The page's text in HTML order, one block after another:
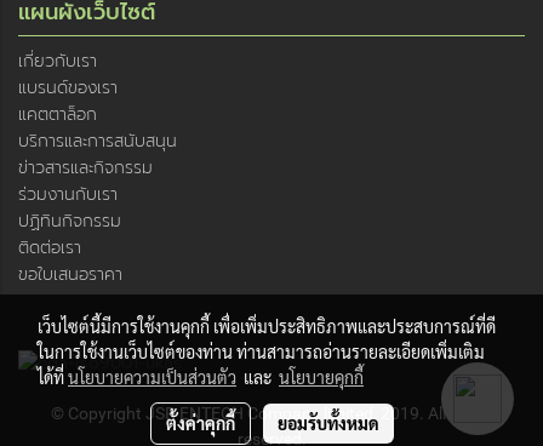
แผนผังเว็บไซต์
เกี่ยวกับเรา
แบรนด์ของเรา
แคตตาล็อก
บริการและการสนับสนุน
ข่าวสารและกิจกรรม
ร่วมงานกับเรา
ปฏิทินกิจกรรม
ติดต่อเรา
ขอใบเสนอราคา
© Copyright JSR ENTECH Company limited, 2019. All rights
reserved.
เว็บไซต์นี้มีการใช้งานคุกกี้ เพื่อเพิ่มประสิทธิภาพและประสบการณ์ที่ดี
ในการใช้งานเว็บไซต์ของท่าน ท่านสามารถอ่านรายละเอียดเพิ่มเติม
ได้ที่นโยบายความเป็นส่วนตัว และ นโยบายคุกกี้
ตั้งค่าคุกกี้ ยอมรับทั้งหมด